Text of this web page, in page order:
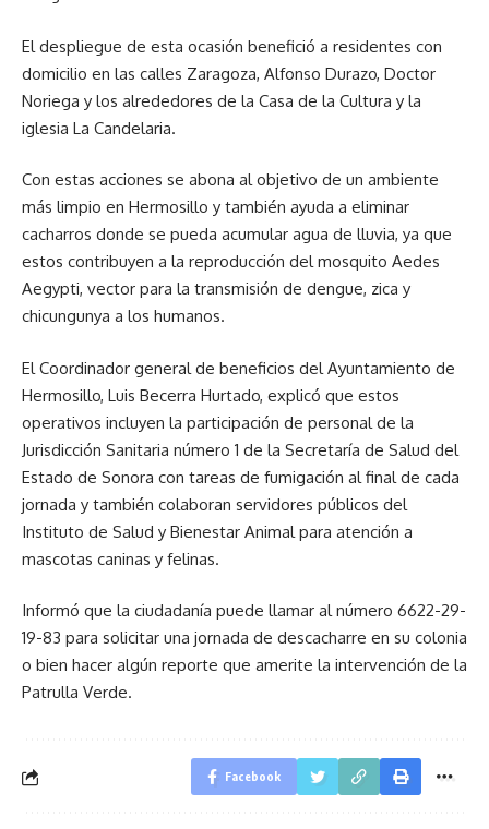
El despliegue de esta ocasión benefició a residentes con
domicilio en las calles Zaragoza, Alfonso Durazo, Doctor
Noriega y los alrededores de la Casa de la Cultura y la
iglesia La Candelaria.
Con estas acciones se abona al objetivo de un ambiente
más limpio en Hermosillo y también ayuda a eliminar
cacharros donde se pueda acumular agua de lluvia, ya que
estos contribuyen a la reproducción del mosquito Aedes
Aegypti, vector para la transmisión de dengue, zica y
chicungunya a los humanos.
El Coordinador general de beneficios del Ayuntamiento de
Hermosillo, Luis Becerra Hurtado, explicó que estos
operativos incluyen la participación de personal de la
Jurisdicción Sanitaria número 1 de la Secretaría de Salud del
Estado de Sonora con tareas de fumigación al final de cada
jornada y también colaboran servidores públicos del
Instituto de Salud y Bienestar Animal para atención a
mascotas caninas y felinas.
Informó que la ciudadanía puede llamar al número 6622-29-
19-83 para solicitar una jornada de descacharre en su colonia
o bien hacer algún reporte que amerite la intervención de la
Patrulla Verde.
Facebook